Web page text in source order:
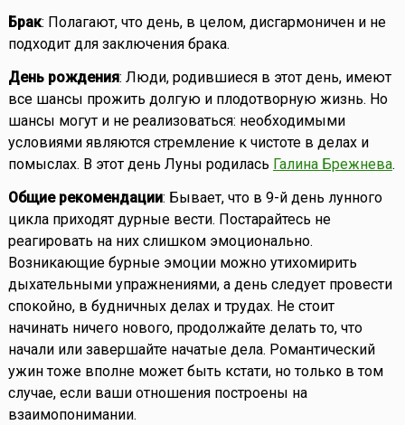
Брак: Полагают, что день, в целом, дисгармоничен и не
подходит для заключения брака.
День рождения: Люди, родившиеся в этот день, имеют
все шансы прожить долгую и плодотворную жизнь. Но
шансы могут и не реализоваться: необходимыми
условиями являются стремление к чистоте в делах и
помыслах. В этот день Луны родилась Галина Брежнева.
Общие рекомендации: Бывает, что в 9-й день лунного
цикла приходят дурные вести. Постарайтесь не
реагировать на них слишком эмоционально.
Возникающие бурные эмоции можно утихомирить
дыхательными упражнениями, а день следует провести
спокойно, в будничных делах и трудах. Не стоит
начинать ничего нового, продолжайте делать то, что
начали или завершайте начатые дела. Романтический
ужин тоже вполне может быть кстати, но только в том
случае, если ваши отношения построены на
взаимопонимании.